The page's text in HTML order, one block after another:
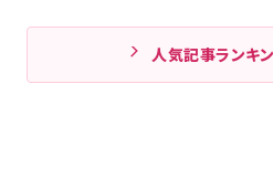
人気記事ランキ